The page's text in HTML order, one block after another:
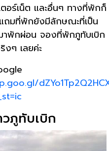
อร์เน็ต และอื่นๆ ทางที่พักก็
ถมที่พักยังมีลักษณะที่เป็น
าพักผ่อน จองที่พักภูทับเบิก
ๆ เลยค่ะ
ภูทับเบิก